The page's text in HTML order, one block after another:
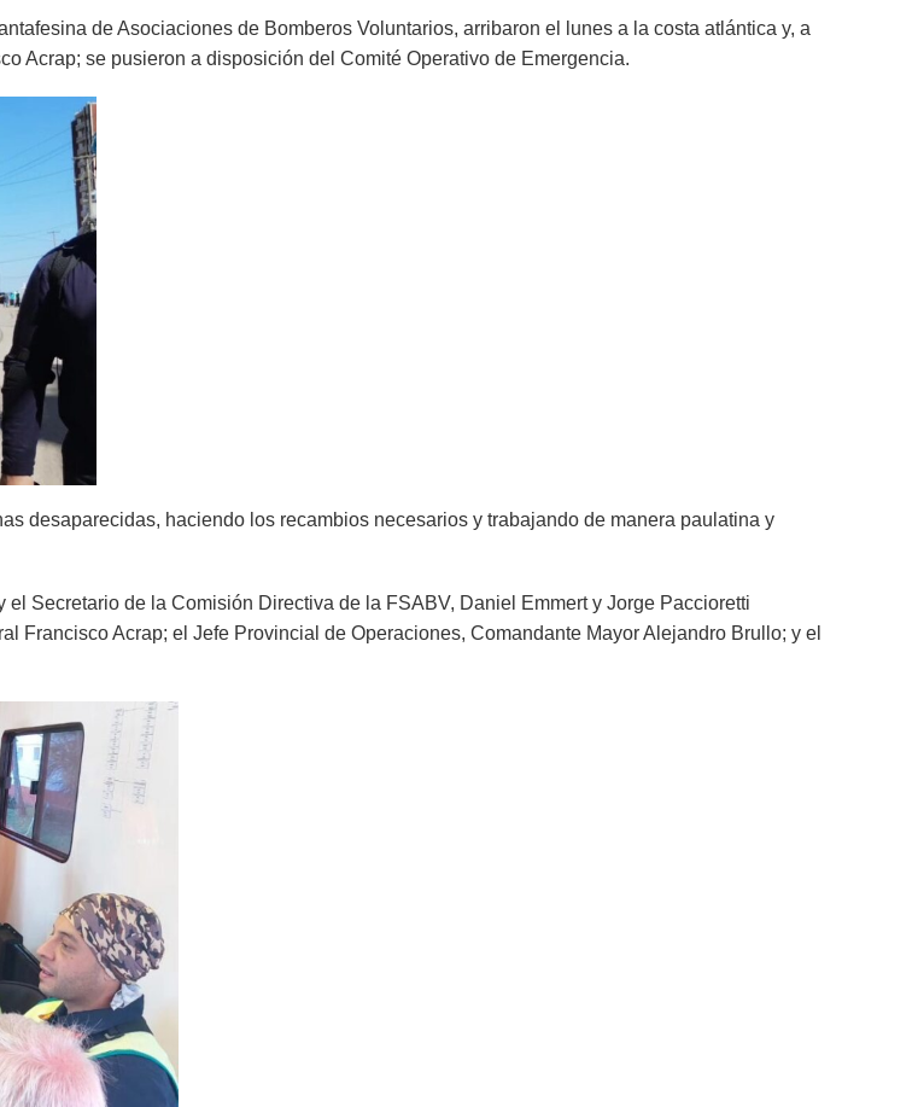
deAsociaciones de Bomberos Voluntarios, arribaron el lunes a la costa atlántica y, a
Acrap; se pusieron a disposición del Comité Operativo de Emergencia.
desaparecidas, haciendo los recambios necesarios y trabajando de manera paulatina y
Secretario de la Comisión Directiva de la FSABV, Daniel Emmert y Jorge Paccioretti
Francisco Acrap; el Jefe Provincial de Operaciones, Comandante Mayor Alejandro Brullo; y el